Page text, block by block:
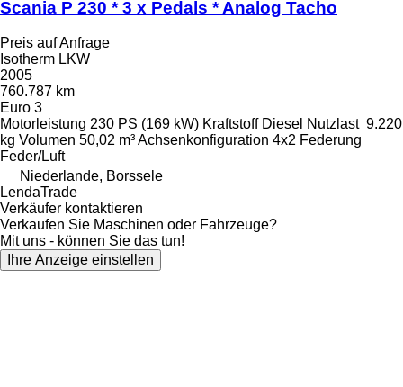
Scania P 230 * 3 x Pedals * Analog Tacho
Preis auf Anfrage
Isotherm LKW
2005
760.787 km
Euro 3
Motorleistung 230 PS (169 kW) Kraftstoff Diesel Nutzlast 9.220
kg Volumen 50,02 m³Achsenkonfiguration 4x2 Federung
Feder/Luft
Niederlande, Borssele
LendaTrade
Verkäufer kontaktieren
Verkaufen Sie Maschinen oder Fahrzeuge?
Mit uns - können Sie das tun!
Ihre Anzeige einstellen